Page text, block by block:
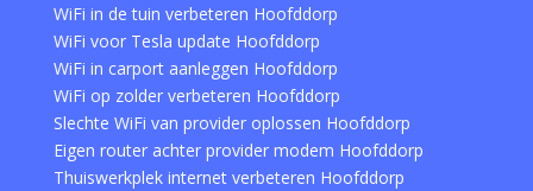
WiFi in de tuin verbeteren Hoofddorp
WiFi voor Tesla update Hoofddorp
WiFi in carport aanleggen Hoofddorp
WiFi op zolder verbeteren Hoofddorp
Slechte WiFi van provider oplossen Hoofddorp
Eigen router achter provider modem Hoofddorp
Thuiswerkplek internet verbeteren Hoofddorp